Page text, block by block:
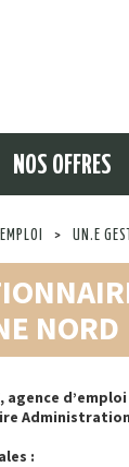
NOS OFFRES
> UN.E
NORD
agence
: